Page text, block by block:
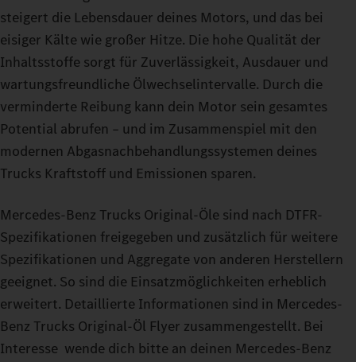
steigert die Lebensdauer deines Motors, und das bei
eisiger Kälte wie großer Hitze. Die hohe Qualität der
Inhaltsstoffe sorgt für Zuverlässigkeit, Ausdauer und
wartungsfreundliche Ölwechselintervalle. Durch die
verminderte Reibung kann dein Motor sein gesamtes
Potential abrufen – und im Zusammenspiel mit den
modernen Abgasnachbehandlungssystemen deines
Trucks Kraftstoff und Emissionen sparen.
Mercedes-Benz Trucks Original-Öle sind nach DTFR-
Spezifikationen freigegeben und zusätzlich für weitere
Spezifikationen und Aggregate von anderen Herstellern
geeignet. So sind die Einsatzmöglichkeiten erheblich
erweitert. Detaillierte Informationen sind in Mercedes-
Benz Trucks Original-Öl Flyer zusammengestellt. Bei
Interesse wende dich bitte an deinen Mercedes‑Benz